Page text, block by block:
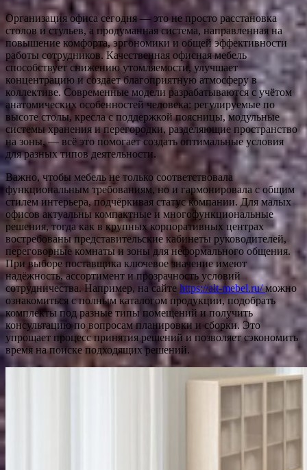
Организация офиса сегодня — это не просто расстановка
столов и стульев, а продуманная система, направленная на
повышение комфорта, эргономики и общей эффективности
работы сотрудников. Качественная офисная мебель
способствует снижению утомляемости, улучшает
концентрацию и создает благоприятную атмосферу в
коллективе. Современные модели разрабатываются с учётом
анатомических особенностей человека: регулируемые по
высоте столы, кресла с поддержкой поясницы, модульные
системы хранения и перегородки, разделяющие пространство
на зоны, — всё это помогает создать оптимальные условия
для разных типов деятельности.
Важно, чтобы мебель не только соответствовала
функциональным требованиям, но и гармонировала с общим
стилем интерьера, подчёркивая статус компании. Для малых
офисов актуальны компактные и многофункциональные
решения, тогда как в крупных корпоративных центрах
востребованы представительские кабинеты руководителей,
переговорные комнаты и зоны для неформального общения.
При выборе поставщика ключевое значение имеют
надёжность, ассортимент и прозрачность условий
сотрудничества. Например, на сайтеhttps://alt-mebel.ru/можно
ознакомиться с полным каталогом продукции, подобрать
комплекты под разные типы помещений и получить
консультацию по вопросам планировки и сборки. Это
упрощает процесс принятия решений и позволяет сэкономить
время на поиске подходящих решений.